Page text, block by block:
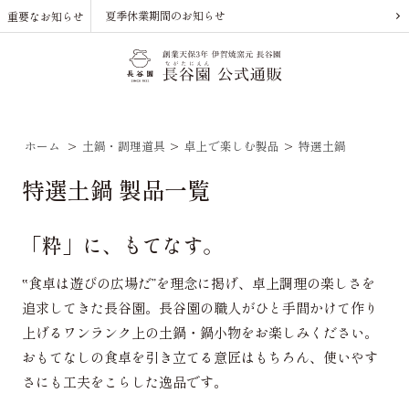
重要なお知らせ 夏季休業期間のお知らせ
ホーム > 土鍋・調理道具 > 卓上で楽しむ製品 > 特選土鍋
特選土鍋 製品一覧
「粋」に、もてなす。
‟食卓は遊びの広場だ”を理念に掲げ、卓上調理の楽しさを
追求してきた長谷園。長谷園の職人がひと手間かけて作り
上げるワンランク上の土鍋・鍋小物をお楽しみください。
おもてなしの食卓を引き立てる意匠はもちろん、使いやす
さにも工夫をこらした逸品です。